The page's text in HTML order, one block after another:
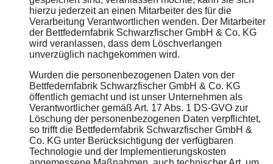
hierzu jederzeit an einen Mitarbeiter des für die
Verarbeitung Verantwortlichen wenden. Der Mitarbeiter
der Bettfedernfabrik Schwarzfischer GmbH & Co. KG
wird veranlassen, dass dem Löschverlangen
unverzüglich nachgekommen wird.
Wurden die personenbezogenen Daten von der
Bettfedernfabrik Schwarzfischer GmbH & Co. KG
öffentlich gemacht und ist unser Unternehmen als
Verantwortlicher gemäß Art. 17 Abs. 1 DS-GVO zur
Löschung der personenbezogenen Daten verpflichtet,
so trifft die Bettfedernfabrik Schwarzfischer GmbH &
Co. KG unter Berücksichtigung der verfügbaren
Technologie und der Implementierungskosten